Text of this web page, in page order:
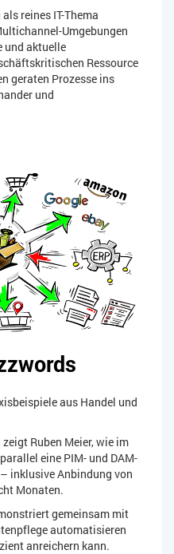
reines IT-Thema
Umgebungen
und aktuelle
Ressource
geraten Prozesse ins
und
aus Handel und
zeigt Ruben Meier, wie im
eine PIM- und DAM-
inklusive Anbindung von
Monaten.
gemeinsam mit
automatisieren
anreichern kann.